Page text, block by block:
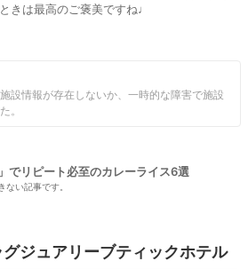
きは最高のご褒美ですね♩
設情報が存在しないか、一時的な障害で施設
。
でリピート必至のカレーライス6選
い記事です。
ジュアリーブティックホテル